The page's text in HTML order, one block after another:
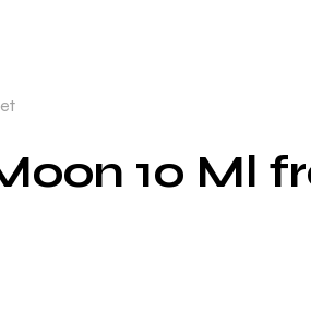
10 Ml